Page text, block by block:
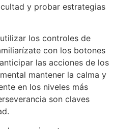
y probar estrategias
los controles de
con los botones
las acciones de los
mantener la calma y
en los niveles más
son claves